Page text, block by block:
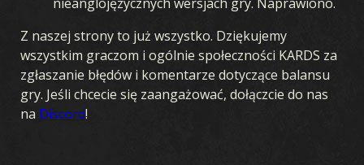
Z naszej strony to już wszystko. Dziękujemy
wszystkim graczom i ogólnie społeczności KARDS za
zgłaszanie błędów i komentarze dotyczące balansu
gry. Jeśli chcecie się zaangażować, dołączcie do nas
na Discord!